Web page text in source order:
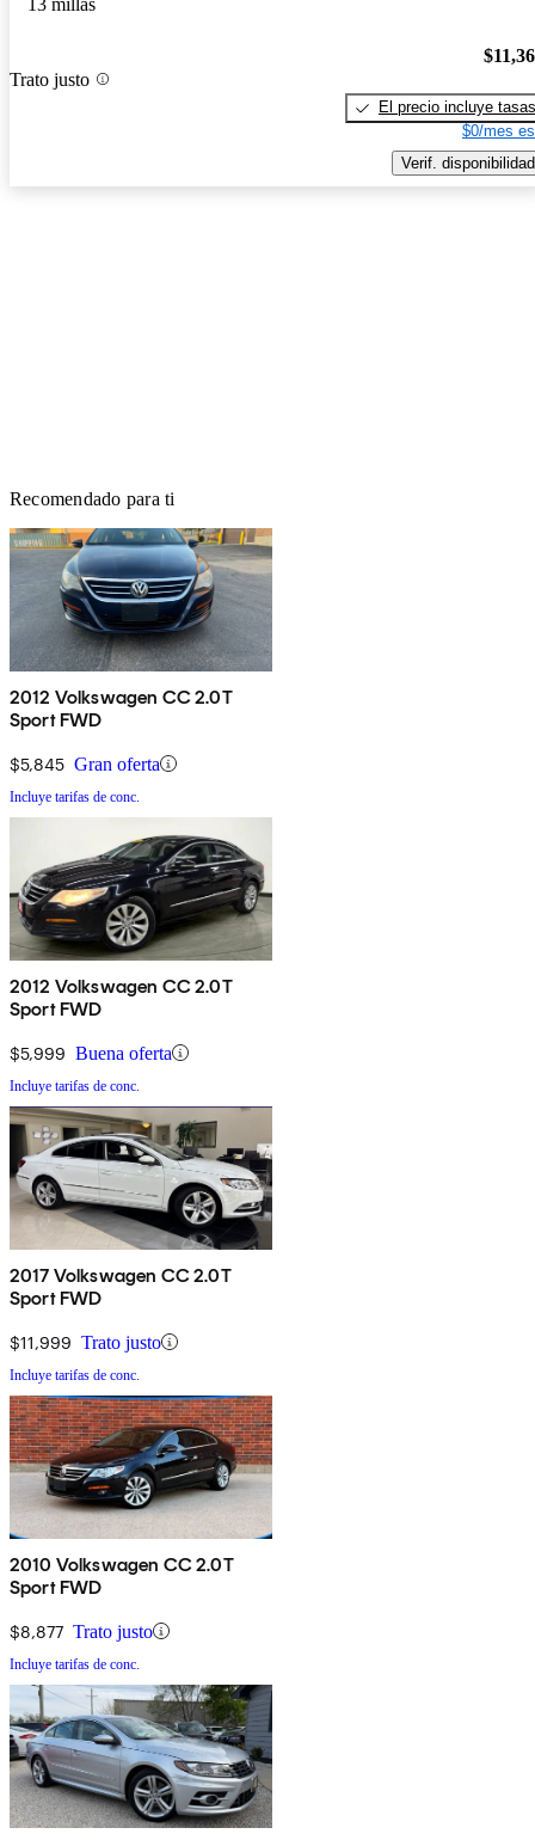
13 millas
Trato justo
El precio incluye tasas
$0/mes
Verif. disponibilidad
Recomendado para ti
2012 Volkswagen CC 2.0T
Sport FWD
$5,845 Gran oferta
Incluye tarifas de conc.
2012 Volkswagen CC 2.0T
Sport FWD
$5,999 Buena oferta
Incluye tarifas de conc.
2017 Volkswagen CC 2.0T
Sport FWD
$11,999 Trato justo
Incluye tarifas de conc.
2010 Volkswagen CC 2.0T
Sport FWD
$8,877 Trato justo
Incluye tarifas de conc.